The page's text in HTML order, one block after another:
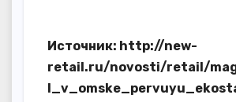
Источник: http://new-
retail.ru/novosti/retail/